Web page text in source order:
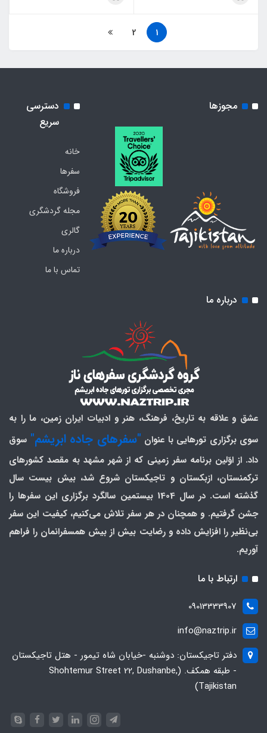
1
2
مجوزها
دسترسی
سریع
خانه
سفرها
فروشگاه
مجله گردشگری
گالری
درباره ما
تماس با ما
درباره ما
عشق و علاقه به تاریخ، فرهنگ، هنر و ادبیات ایران زمین، ما را به
سوی برگزاری تورهایی با عنوان "سفرهای جاده ابریشم" سوق
داد. از اوّلین برنامه سفر زمینی که از شهر مشهد به مقصد کشورهای
ترکمنستان، ازبکستان و تاجیکستان شروع شد، بیش بیست سال
گذشته است. در سال 1404 بیستمین سالگرد برگزاری این سفرها را
جشن گرفتیم. و همچنان در هر سفر تلاش می‌کنیم، کیفیت این سفر
بی‌نظیر را افزایش داده و رضایت بیش از بیش همسفرانمان را فراهم
آوریم.
ارتباط با ما
09013333907
info@naztrip.ir
دفتر تاجیکستان: دوشنبه -خیابان شاه تیمور - هتل تاجیکستان
- طبقه همکف. (Shohtemur Street 22, Dushanbe,
Tajikistan)